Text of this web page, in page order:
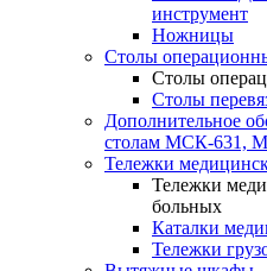
инструмент
Ножницы
Столы
Столы
Столы
Дополнительное
столам МСК-631,
Тележки
Тележки
больных
Каталки
Тележки